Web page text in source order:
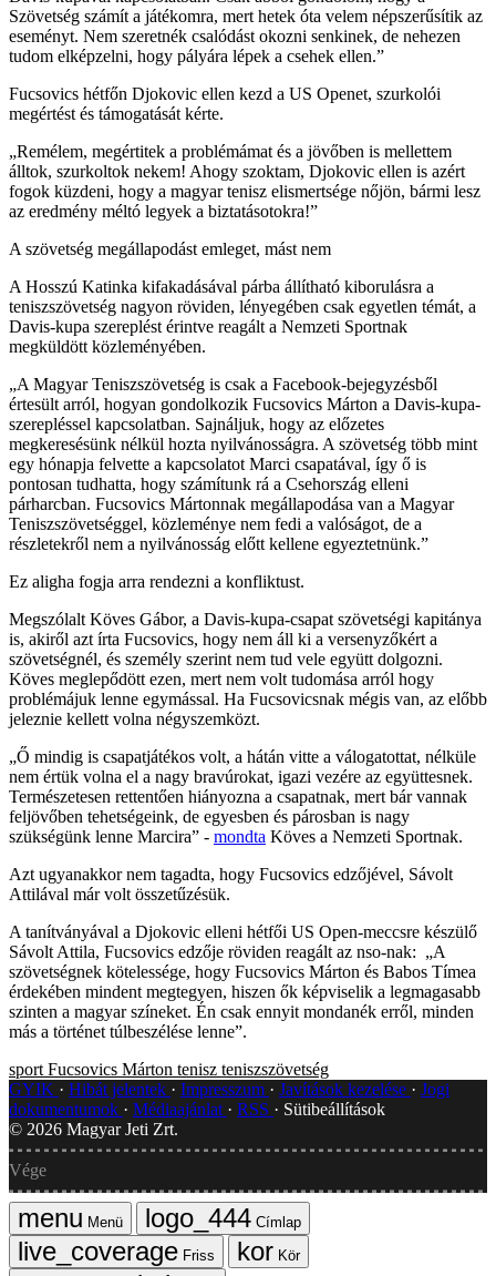
Szövetség számít a játékomra, mert hetek óta velem népszerűsítik az
eseményt. Nem szeretnék csalódást okozni senkinek, de nehezen
tudom elképzelni, hogy pályára lépek a csehek ellen.”
Fucsovics hétfőn Djokovic ellen kezd a US Openet, szurkolói
megértést és támogatását kérte.
„Remélem, megértitek a problémámat és a jövőben is mellettem
álltok, szurkoltok nekem! Ahogy szoktam, Djokovic ellen is azért
fogok küzdeni, hogy a magyar tenisz elismertsége nőjön, bármi lesz
az eredmény méltó legyek a biztatásotokra!”
A szövetség megállapodást emleget, mást nem
A Hosszú Katinka kifakadásával párba állítható kiborulásra a
teniszszövetség nagyon röviden, lényegében csak egyetlen témát, a
Davis-kupa szereplést érintve reagált a Nemzeti Sportnak
megküldött közleményében.
„A Magyar Teniszszövetség is csak a Facebook-bejegyzésből
értesült arról, hogyan gondolkozik Fucsovics Márton a Davis-kupa-
szerepléssel kapcsolatban. Sajnáljuk, hogy az előzetes
megkeresésünk nélkül hozta nyilvánosságra. A szövetség több mint
egy hónapja felvette a kapcsolatot Marci csapatával, így ő is
pontosan tudhatta, hogy számítunk rá a Csehország elleni
párharcban. Fucsovics Mártonnak megállapodása van a Magyar
Teniszszövetséggel, közleménye nem fedi a valóságot, de a
részletekről nem a nyilvánosság előtt kellene egyeztetnünk.”
Ez aligha fogja arra rendezni a konfliktust.
Megszólalt Köves Gábor, a Davis-kupa-csapat szövetségi kapitánya
is, akiről azt írta Fucsovics, hogy nem áll ki a versenyzőkért a
szövetségnél, és személy szerint nem tud vele együtt dolgozni.
Köves meglepődött ezen, mert nem volt tudomása arról hogy
problémájuk lenne egymással. Ha Fucsovicsnak mégis van, az előbb
jeleznie kellett volna négyszemközt.
„Ő mindig is csapatjátékos volt, a hátán vitte a válogatottat, nélküle
nem értük volna el a nagy bravúrokat, igazi vezére az együttesnek.
Természetesen rettentően hiányozna a csapatnak, mert bár vannak
feljövőben tehetségeink, de egyesben és párosban is nagy
szükségünk lenne Marcira” - mondta Köves a Nemzeti Sportnak.
Azt ugyanakkor nem tagadta, hogy Fucsovics edzőjével, Sávolt
Attilával már volt összetűzésük.
A tanítványával a Djokovic elleni hétfői US Open-meccsre készülő
Sávolt Attila, Fucsovics edzője röviden reagált az nso-nak: „A
szövetségnek kötelessége, hogy Fucsovics Márton és Babos Tímea
érdekében mindent megtegyen, hiszen ők képviselik a legmagasabb
szinten a magyar színeket. Én csak ennyit mondanék erről, minden
más a történet túlbeszélése lenne”.
sport Fucsovics Márton tenisz teniszszövetség
GYIK
Hibát jelentek Impresszum Javítások kezelése
Jogi
dokumentumok
Médiaajánlat RSS
Sütibeállítások
© 2026 Magyar Jeti Zrt.
Vége
Menü
Címlap
Friss
Kör